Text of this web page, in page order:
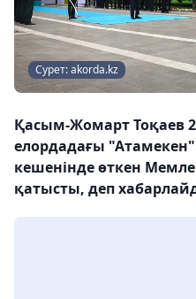
Сурет: akorda.kz
Қасым-Жомарт Тоқаев
елордадағы
кешенінде өткен
қатысты, деп